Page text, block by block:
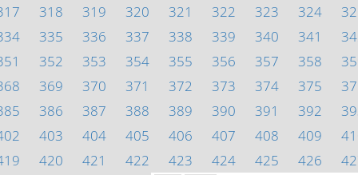
318 319 320 321 322 323 324
335 336 337 338 339 340 341
352 353 354 355 356 357 358
369 370 371 372 373 374 375
386 387 388 389 390 391 392
403 404 405 406 407 408 409
420 421 422 423 424 425 426